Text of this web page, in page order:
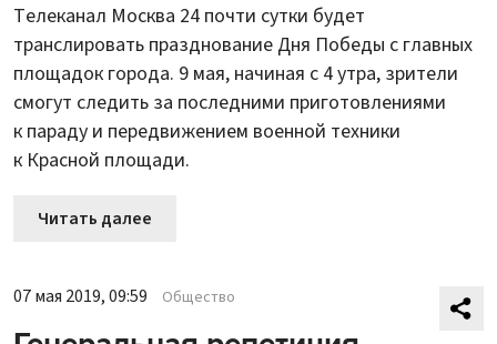
Телеканал Москва 24 почти сутки будет
транслировать празднование Дня Победы с главных
площадок города. 9 мая, начиная с 4 утра, зрители
смогут следить за последними приготовлениями
к параду и передвижением военной техники
к Красной площади.
Читать далее
07 мая 2019, 09:59 Общество